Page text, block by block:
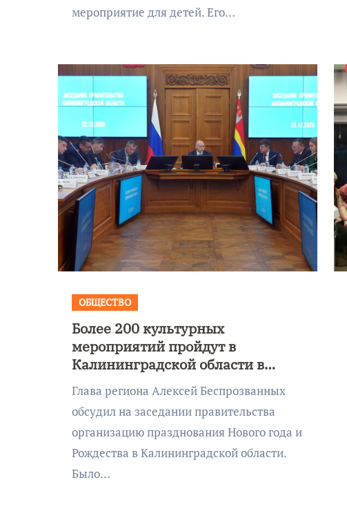
мероприятие для детей. Его…
ОБЩЕСТВО
Более 200 культурных
мероприятий пройдут в
Калининградской области в
новогодние праздники
Глава региона Алексей Беспрозванных
обсудил на заседании правительства
организацию празднования Нового года и
Рождества в Калининградской области.
Было…